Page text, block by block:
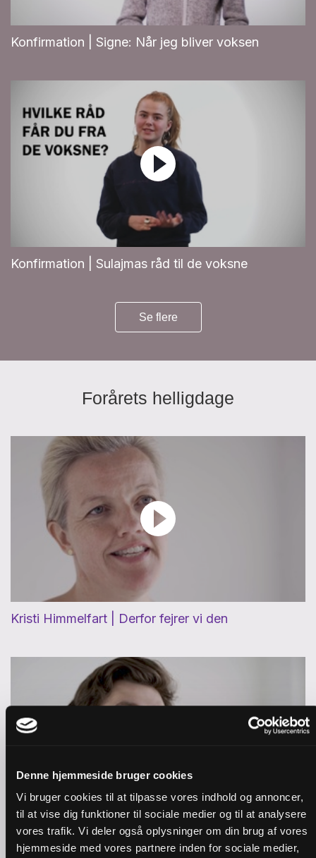
Denne hjemmeside bruger cookies
Vi bruger cookies til at tilpasse vores indhold og annoncer,
til at vise dig funktioner til sociale medier og til at analysere
vores trafik. Vi deler også oplysninger om din brug af vores
hjemmeside med vores partnere inden for sociale medier,
Konfirmation | Signe: Når jeg bliver voksen
Konfirmation | Sulajmas råd til de voksne
Se flere
Forårets helligdage
Kristi Himmelfart | Derfor fejrer vi den
Pinse | Hvem er Helligånden?